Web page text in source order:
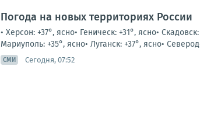
Погода на новых территориях России
• Херсон: +37°, ясно• Геническ: +31°, ясно•
Мариуполь: +35°, ясно• Луганск: +37°, ясно•
СМИ Сегодня, 07:52